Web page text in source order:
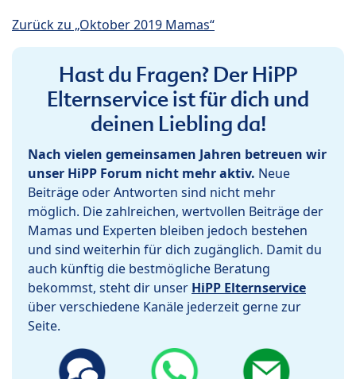
Zurück zu „Oktober 2019 Mamas“
Hast du Fragen? Der HiPP
Elternservice ist für dich und
deinen Liebling da!
Nach vielen gemeinsamen Jahren betreuen wir
unser HiPP Forum nicht mehr aktiv. Neue
Beiträge oder Antworten sind nicht mehr
möglich. Die zahlreichen, wertvollen Beiträge der
Mamas und Experten bleiben jedoch bestehen
und sind weiterhin für dich zugänglich. Damit du
auch künftig die bestmögliche Beratung
bekommst, steht dir unser HiPP Elternservice
über verschiedene Kanäle jederzeit gerne zur
Seite.